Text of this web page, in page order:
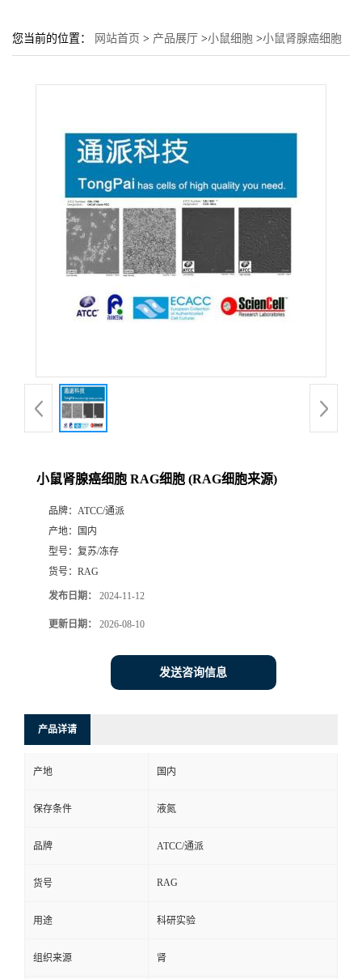
您当前的位置： 网站首页 > 产品展厅 >小鼠细胞 >小鼠肾腺癌细胞
小鼠肾腺癌细胞 RAG细胞 (RAG细胞来源)
品牌： ATCC/通派
产地：
国内
型号： 复苏/冻存
货号： RAG
发布日期： 2024-11-12
更新日期： 2026-08-10
发送咨询信息
产品详请
产地 国内
保存条件 液氮
品牌 ATCC/通派
货号 RAG
用途 科研实验
组织来源 肾